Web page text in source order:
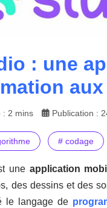
: une
: 2 mins Publication :
# codage
une application
des dessins et des
le langage de